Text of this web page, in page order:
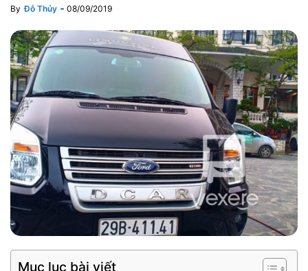
By Đỗ Thủy 08/09/2019
Mục lục bài viết